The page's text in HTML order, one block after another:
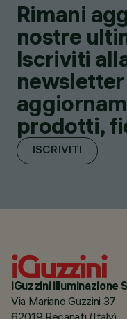
Rimani
nostre
Iscriviti
prodotti,
ISCRIVITI
iGuzzini illuminazione
Via Mariano Guzzini 37
62019 Recanati (Italy)